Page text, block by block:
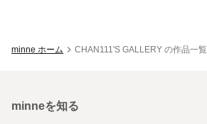
minne ホーム CHAN111'S GALLERY の作品一覧
minneを知る